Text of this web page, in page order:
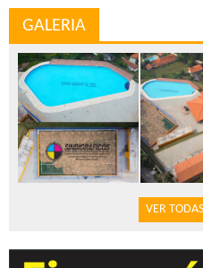
GALERIA
VER